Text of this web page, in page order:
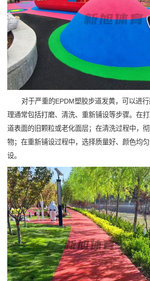
对于严重的EPDM塑胶步道发黄，可以进
理通常包括打磨、清洗、重新铺设等步骤。在
道表面的旧颗粒或老化面层；在清洗过程中，
物；在重新铺设过程中，选择质量好、颜色均
设。